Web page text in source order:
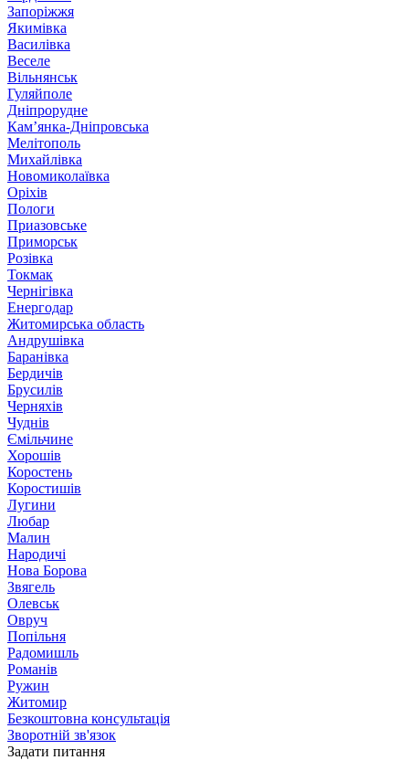
Запоріжжя
Якимівка
Василівка
Веселе
Вільнянськ
Гуляйполе
Дніпрорудне
Кам’янка-Дніпровська
Мелітополь
Михайлівка
Новомиколаївка
Оріхів
Пологи
Приазовське
Приморськ
Розівка
Токмак
Чернігівка
Енергодар
Житомирська область
Андрушівка
Баранівка
Бердичів
Брусилів
Черняхів
Чуднів
Ємільчине
Хорошів
Коростень
Коростишів
Лугини
Любар
Малин
Народичі
Нова Борова
Звягель
Олевськ
Овруч
Попільня
Радомишль
Романів
Ружин
Житомир
Безкоштовна консультація
Зворотній зв'язок
Задати питання